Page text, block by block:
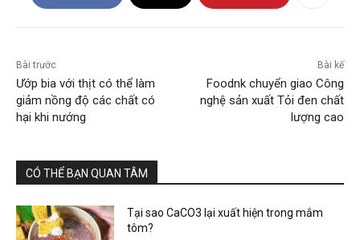
Bài trước
Ướp bia với thịt có thể làm
giảm nồng độ các chất có
hại khi nướng
Bài kế
Foodnk chuyển giao Công
nghệ sản xuất Tỏi đen chất
lượng cao
CÓ THỂ BẠN QUAN TÂM
Tại sao CaCO3 lại xuất hiện trong mắm
tôm?